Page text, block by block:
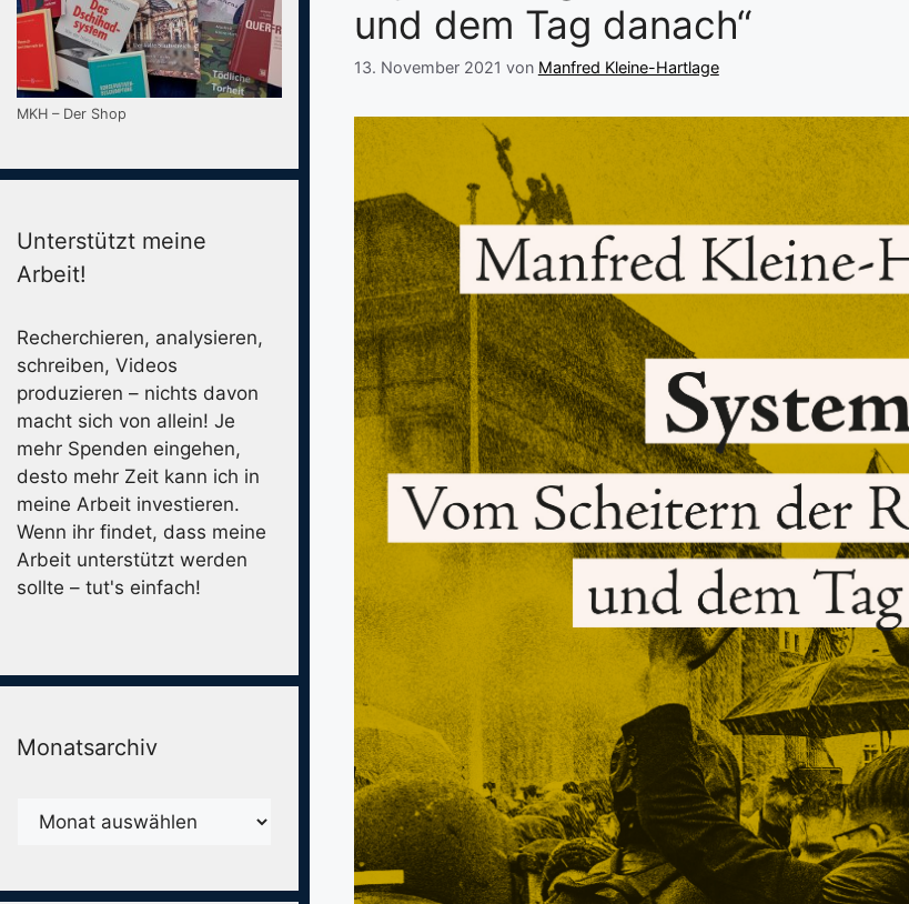
und dem Tag danach“
13. November 2021 von Manfred Kleine-Hartlage
MKH – Der Shop
Unterstützt meine
Arbeit!
Recherchieren, analysieren,
schreiben, Videos
produzieren – nichts davon
macht sich von allein! Je
mehr Spenden eingehen,
desto mehr Zeit kann ich in
meine Arbeit investieren.
Wenn ihr findet, dass meine
Arbeit unterstützt werden
sollte – tut's einfach!
Monatsarchiv
Monatsarchiv